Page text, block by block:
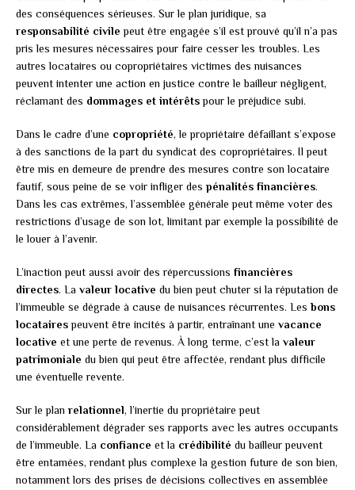
des conséquences sérieuses. Sur le plan juridique, sa
responsabilité civile peut être engagée s’il est prouvé qu’il n’a pas
pris les mesures nécessaires pour faire cesser les troubles. Les
autres locataires ou copropriétaires victimes des nuisances
peuvent intenter une action en justice contre le bailleur négligent,
réclamant des dommages et intérêtspour le préjudice subi.
Dans le cadre d’une copropriété, le propriétaire défaillant s’expose
à des sanctions de la part du syndicat des copropriétaires. Il peut
être mis en demeure de prendre des mesures contre son locataire
fautif, sous peine de se voir infliger des pénalités financières.
Dans les cas extrêmes, l’assemblée générale peut même voter des
restrictions d’usage de son lot, limitant par exemple la possibilité de
le louer à l’avenir.
L’inaction peut aussi avoir des répercussions financières
directes. La valeur locative du bien peut chuter si la réputation de
l’immeuble se dégrade à cause de nuisances récurrentes. Lesbons
locatairespeuvent être incités à partir, entraînant une vacance
locative et une perte de revenus. À long terme, c’est la valeur
patrimoniale du bien qui peut être affectée, rendant plus difficile
une éventuelle revente.
Sur le plan relationnel, l’inertie du propriétaire peut
considérablement dégrader ses rapports avec les autres occupants
de l’immeuble. La confiance et la crédibilité du bailleur peuvent
être entamées, rendant plus complexe la gestion future de son bien,
notamment lors des prises de décisions collectives en assemblée